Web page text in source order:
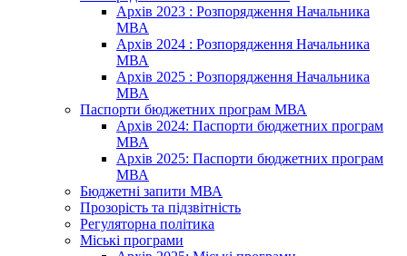
Архів 2023 : Розпорядження Начальника
МВА
Архів 2024 : Розпорядження Начальника
МВА
Архів 2025 : Розпорядження Начальника
МВА
Паспорти бюджетних програм МВА
Архів 2024: Паспорти бюджетних програм
МВА
Архів 2025: Паспорти бюджетних програм
МВА
Бюджетні запити МВА
Прозорість та підзвітність
Регуляторна політика
Міські програми